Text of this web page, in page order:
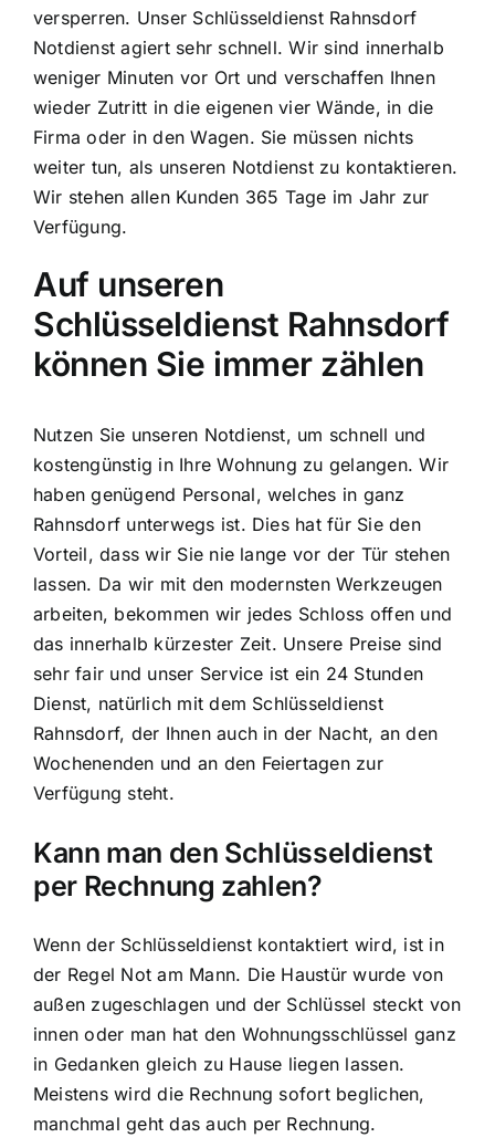
versperren. Unser Schlüsseldienst Rahnsdorf
Notdienst agiert sehr schnell. Wir sind innerhalb
weniger Minuten vor Ort und verschaffen Ihnen
wieder Zutritt in die eigenen vier Wände, in die
Firma oder in den Wagen. Sie müssen nichts
weiter tun, als unseren Notdienst zu kontaktieren.
Wir stehen allen Kunden 365 Tage im Jahr zur
Verfügung.
Auf unseren
Schlüsseldienst Rahnsdorf
können Sie immer zählen
Nutzen Sie unseren Notdienst, um schnell und
kostengünstig in Ihre Wohnung zu gelangen. Wir
haben genügend Personal, welches in ganz
Rahnsdorf unterwegs ist. Dies hat für Sie den
Vorteil, dass wir Sie nie lange vor der Tür stehen
lassen. Da wir mit den modernsten Werkzeugen
arbeiten, bekommen wir jedes Schloss offen und
das innerhalb kürzester Zeit. Unsere Preise sind
sehr fair und unser Service ist ein 24 Stunden
Dienst, natürlich mit dem Schlüsseldienst
Rahnsdorf, der Ihnen auch in der Nacht, an den
Wochenenden und an den Feiertagen zur
Verfügung steht.
Kann man den Schlüsseldienst
per Rechnung zahlen?
Wenn der Schlüsseldienst kontaktiert wird, ist in
der Regel Not am Mann. Die Haustür wurde von
außen zugeschlagen und der Schlüssel steckt von
innen oder man hat den Wohnungsschlüssel ganz
in Gedanken gleich zu Hause liegen lassen.
Meistens wird die Rechnung sofort beglichen,
manchmal geht das auch per Rechnung.